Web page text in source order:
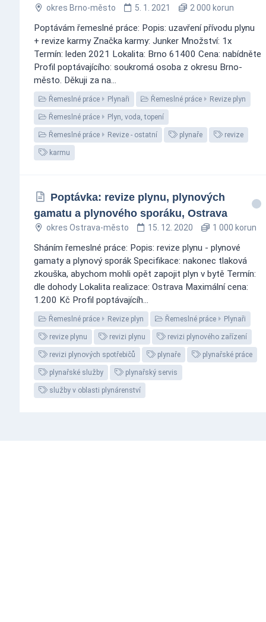
okres Brno-město 5. 1. 2021 2 000 korun
Poptávám řemeslné práce: Popis: uzavření přívodu plynu
+ revize karmy Značka karmy: Junker Množství: 1x
Termín: leden 2021 Lokalita: Brno 61400 Cena: nabídněte
Profil poptávajícího: soukromá osoba z okresu Brno-
město. Děkuji za na...
Řemeslné práce Plynaři Řemeslné práce Revize plyn
Řemeslné práce Plyn, voda, topení
Řemeslné práce Revize - ostatní plynaře revize
karmu
Poptávka: revize plynu, plynových
gamatu a plynového sporáku, Ostrava
okres Ostrava-město 15. 12. 2020 1 000 korun
Sháním řemeslné práce: Popis: revize plynu - plynové
gamaty a plynový sporák Specifikace: nakonec tlaková
zkouška, abychom mohli opět zapojit plyn v bytě Termín:
dle dohody Lokalita realizace: Ostrava Maximální cena:
1.200 Kč Profil poptávajícíh...
Řemeslné práce Revize plyn Řemeslné práce Plynaři
revize plynu revizi plynu revizi plynového zařízení
revizi plynových spotřebičů plynaře plynařské práce
plynařské služby plynařský servis
služby v oblasti plynárenství